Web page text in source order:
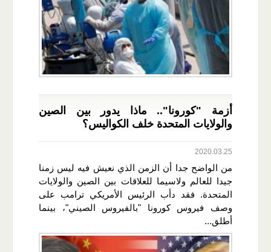
أزمة "كورونا".. ماذا يدور بين الصين
والولايات المتحدة خلف الكواليس؟
2020.03.25
من الواضح جدا أن الزمن الذي نعيش فيه ليس زمنا
جيدا للعالم ولاسيما للعلاقات بين الصين والولايات
المتحدة. فقد دأب الرئيس الأمريكي ترامب على
وصف فيروس كورونا "بالفيروس الصيني"، بينما
أطلق...